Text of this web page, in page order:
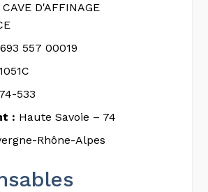
CAVE D'AFFINAGE
557 00019
1051C
74-533
: Haute Savoie – 74
Rhône-Alpes